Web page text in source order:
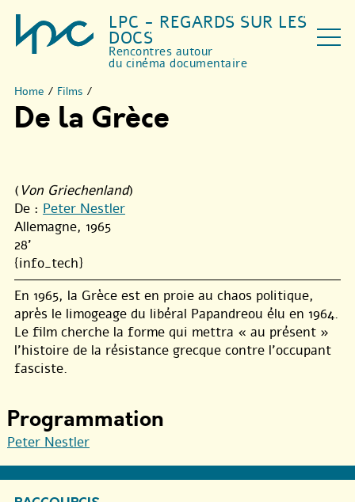
LPC - REGARDS SUR LES
DOCS
Rencontres autour
du cinéma documentaire
Home / Films /
De la Grèce
( Von Griechenland)
De : Peter Nestler
Allemagne, 1965
28'
{info_tech}
En 1965, la Grèce est en proie au chaos politique,
après le limogeage du libéral Papandreou élu en 1964.
Le film cherche la forme qui mettra « au présent »
l’histoire de la résistance grecque contre l’occupant
fasciste.
Programmation
Peter Nestler